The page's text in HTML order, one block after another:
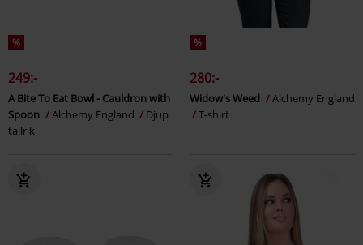
%
249:-
A Bite To Eat Bowl - Cauldron with
Spoon
Alchemy England
Djup
tallrik
%
280:-
Widow's Weed
Alchemy England
T-shirt